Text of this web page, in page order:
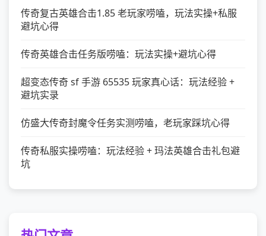
传奇复古英雄合击1.85 老玩家唠嗑，玩法实操+私服
避坑心得
传奇英雄合击任务版唠嗑：玩法实操+避坑心得
超变态传奇 sf 手游 65535 玩家真心话：玩法经验 +
避坑实录
仿盛大传奇封魔令任务实测唠嗑，老玩家踩坑心得
传奇私服实操唠嗑：玩法经验 + 玛法英雄合击礼包避
坑